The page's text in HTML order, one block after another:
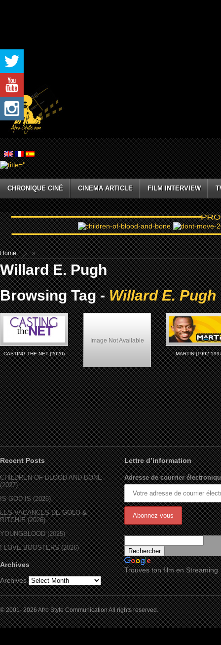
CHRONIQUE CINÉ CINEMA ARTICLE FILM INTERVIEW
Home »
Willard E. Pugh
Browsing Tag -Willard E. Pugh
CASTING THE NET (2020)
Image Not Available
CB4 (1993)
MARTIN (1992-
Recent Posts
CHILDREN OF BLOOD AND BONE
(2027)
IS GOD IS (2026)
LES VACANCES DE GOLO &
RITCHIE (2026)
YOUNGBLOOD (2025)
I LOVE BOOSTERS (2026)
Archives
Archives
Lettre d’information
Adresse de courrier
Trouves ton film en Streaming
© 2001- 2026 Afro Style Communication All rights reserved.